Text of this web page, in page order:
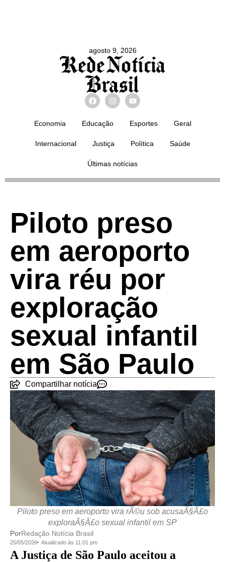
agosto 9, 2026
Economia Educação Esportes Geral
Internacional Justiça Política Saúde
Últimas notícias
Piloto preso
em aeroporto
vira réu por
exploração
sexual infantil
em São Paulo
Compartilhar notícia
Piloto preso em aeroporto vira rÃ©u sob acusaÃ§Ã£o
exploraÃ§Ã£o sexual infantil em SP
PorRedação Notícia Brasil
25/05/2026 Atualizado às 11:01 pm
A Justiça de São Paulo aceitou a